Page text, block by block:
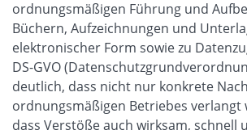
ordnungsmäßigen Führung und
Büchern, Aufzeichnungen und
elektronischer Form sowie zu
DS-GVO
deutlich, dass nicht nur konkrete
ordnungsmäßigen Betriebes verlangt
dass Verstöße auch wirksam, schnell